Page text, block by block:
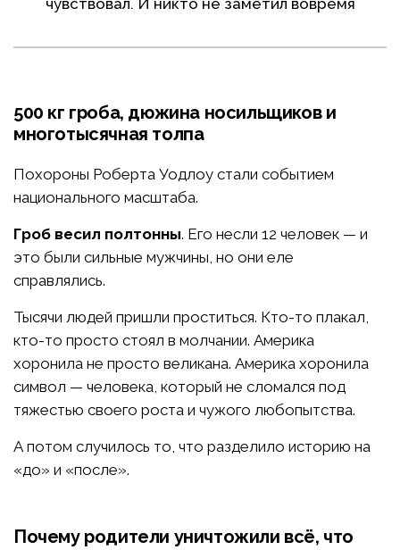
500 кг гроба, дюжина носильщиков и
многотысячная толпа
Похороны Роберта Уодлоу стали событием
национального масштаба.
Гроб весил полтонны. Его несли 12 человек — и
это были сильные мужчины, но они еле
справлялись.
Тысячи людей пришли проститься. Кто-то плакал,
кто-то просто стоял в молчании. Америка
хоронила не просто великана. Америка хоронила
символ — человека, который не сломался под
тяжестью своего роста и чужого любопытства.
А потом случилось то, что разделило историю на
«до» и «после».
Почему родители уничтожили всё, что